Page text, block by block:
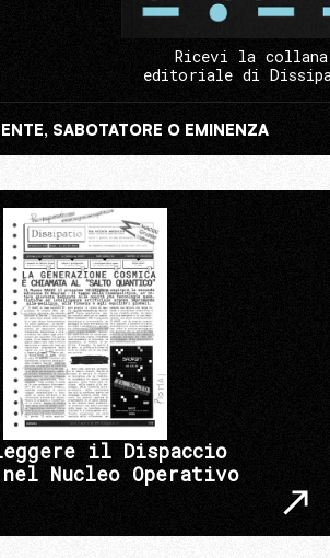
Ricevi la collana
editoriale di
SABOTATORE O EMINENZA
il Dispaccio
Nucleo Operativo